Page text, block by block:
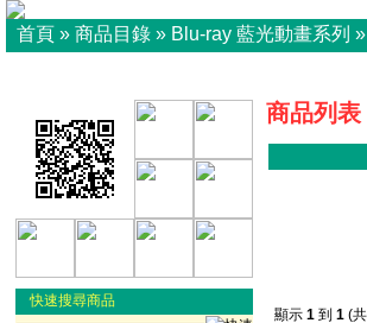
首頁 » 商品目錄 » Blu-ray 藍光動畫系列 »
快速搜尋商品
商品列表